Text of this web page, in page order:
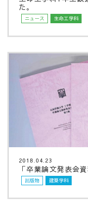
た。
ニュース 生命工学科
2018.04.23
「卒業論文発表会
出版物 建築学科